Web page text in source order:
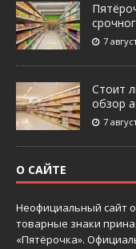
7
Стоит
обзор
7
О САЙТЕ
Неофициальный сайт
товарные знаки
«Пятёрочка».